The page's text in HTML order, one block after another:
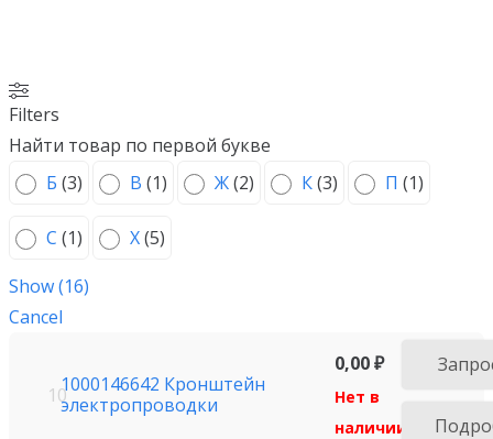
Filters
Найти товар по первой букве
Б (3) В (1) Ж(2) К(3) П (1)
С (1) Х(5)
Show(16)
Cancel
101000146642 Кронштейн
электропроводки
0,00₽
Нет в
наличии